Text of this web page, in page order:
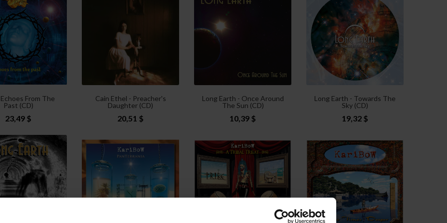
From The
Past (CD)
23,49 $
Cain Ethel - Preacher's
Daughter (CD)
20,51 $
Long Earth - Once Around
The Sun (CD)
10,39 $
Long Earth - Towards The
Sky (CD)
19,32 $